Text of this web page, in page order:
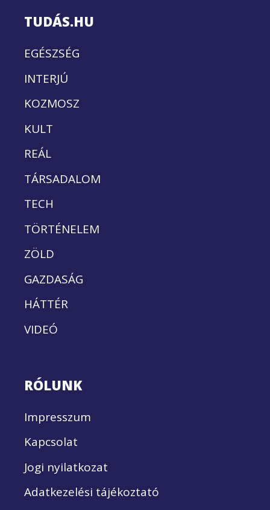
TUDÁS.HU
EGÉSZSÉG
INTERJÚ
KOZMOSZ
KULT
REÁL
TÁRSADALOM
TECH
TÖRTÉNELEM
ZÖLD
GAZDASÁG
HÁTTÉR
VIDEÓ
RÓLUNK
Impresszum
Kapcsolat
Jogi nyilatkozat
Adatkezelési tájékoztató